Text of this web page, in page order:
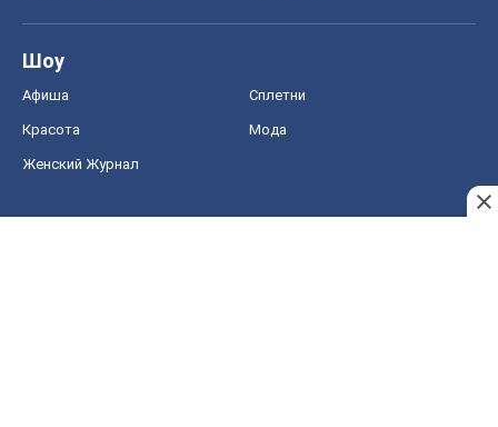
Шоу
Афиша Сплетни
Красота Мода
Женский Журнал